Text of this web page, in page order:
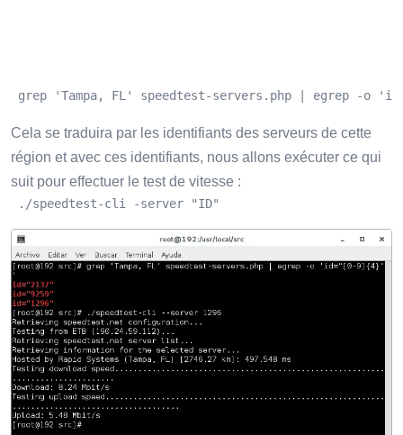
grep 'Tampa, FL' speedtest-servers.php | egrep -o
Cela se traduira par les identifiants des serveurs de cette
région et avec ces identifiants, nous allons exécuter ce qui
suit pour effectuer le test de vitesse :
./speedtest-cli -server "ID"